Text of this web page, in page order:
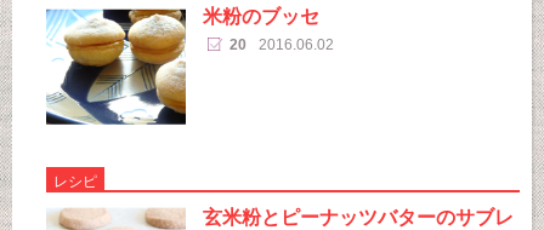
米粉のブッセ
20 2016.06.02
レシピ
玄米粉とピーナッツバターのサブレ